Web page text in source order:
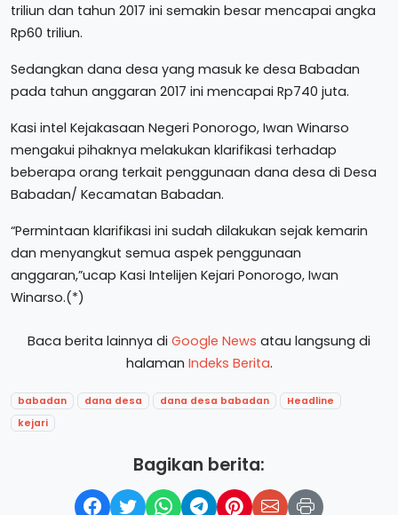
triliun dan tahun 2017 ini semakin besar mencapai angka
Rp60 triliun.
Sedangkan dana desa yang masuk ke desa Babadan
pada tahun anggaran 2017 ini mencapai Rp740 juta.
Kasi intel Kejakasaan Negeri Ponorogo, Iwan Winarso
mengakui pihaknya melakukan klarifikasi terhadap
beberapa orang terkait penggunaan dana desa di Desa
Babadan/ Kecamatan Babadan.
“Permintaan klarifikasi ini sudah dilakukan sejak kemarin
dan menyangkut semua aspek penggunaan
anggaran,”ucap Kasi Intelijen Kejari Ponorogo, Iwan
Winarso.(*)
Baca berita lainnya di Google News atau langsung di
halaman Indeks Berita.
babadan dana desa dana desa babadan
Headline
kejari
Bagikan berita: